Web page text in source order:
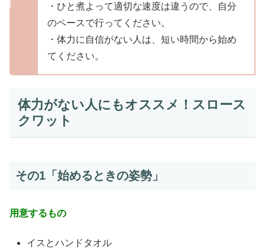
・ひと煮よって適切な速度は違うので、自分
のペースで行ってください。
・体力に自信がない人は、短い時間から始め
てください。
体力がない人にもオススメ！スロース
クワット
その1「始めるときの姿勢」
用意するもの
イスとハンドタオル